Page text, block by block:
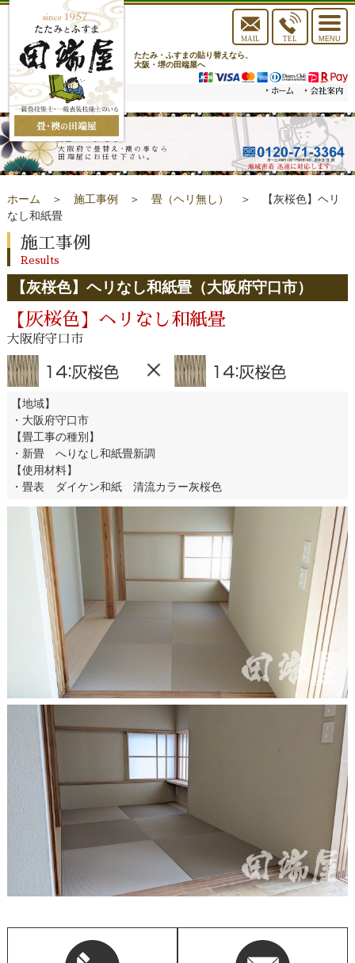
MAIL TEL
toggle
MENU
たたみ・ふすまの貼り替えなら、
大阪・堺の田端屋へ
施工事例
大阪府で畳替え･襖の事なら
田端屋にお任せ下さい。
ホーム ＞ 施工事例 ＞ 畳（ヘリ無し）
＞ 【灰桜色】ヘリ
なし和紙畳
施工事例
Results
【灰桜色】ヘリなし和紙畳（大阪府守口市）
【灰桜色】ヘリなし和紙畳
大阪府守口市
【地域】
・大阪府守口市
【畳工事の種別】
・新畳 へりなし和紙畳新調
【使用材料】
・畳表 ダイケン和紙 清流カラー灰桜色